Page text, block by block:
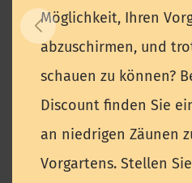
Möglichkeit, Ihren
abzuschirmen, und
schauen zu können?
Discount finden Sie
an niedrigen Zäunen
Vorgartens. Stellen